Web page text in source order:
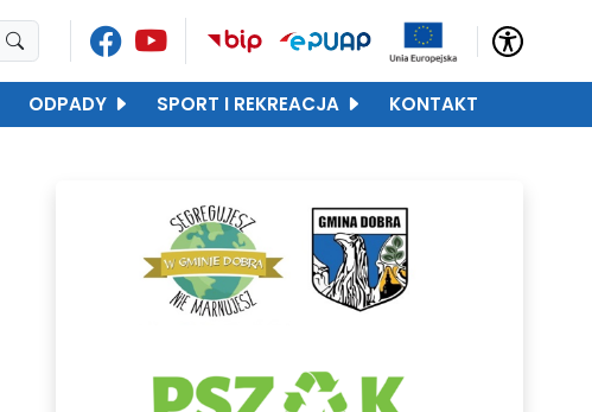
ODPADY SPORT I REKREACJA KONTAKT